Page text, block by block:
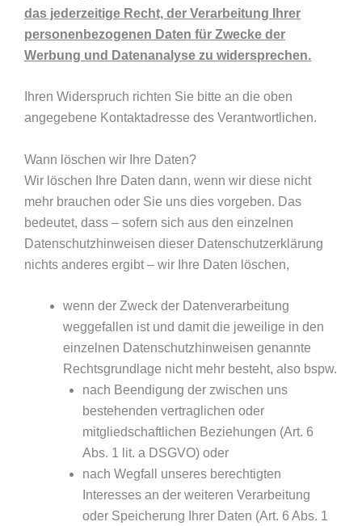
das jederzeitige Recht, der Verarbeitung Ihrer
personenbezogenen Daten für Zwecke der
Werbung und Datenanalyse zu widersprechen.
Ihren Widerspruch richten Sie bitte an die oben
angegebene Kontaktadresse des Verantwortlichen.
Wann löschen wir Ihre Daten?
Wir löschen Ihre Daten dann, wenn wir diese nicht
mehr brauchen oder Sie uns dies vorgeben. Das
bedeutet, dass – sofern sich aus den einzelnen
Datenschutzhinweisen dieser Datenschutzerklärung
nichts anderes ergibt – wir Ihre Daten löschen,
wenn der Zweck der Datenverarbeitung
weggefallen ist und damit die jeweilige in den
einzelnen Datenschutzhinweisen genannte
Rechtsgrundlage nicht mehr besteht, also bspw.
nach Beendigung der zwischen uns
bestehenden vertraglichen oder
mitgliedschaftlichen Beziehungen (Art. 6
Abs. 1 lit. a DSGVO) oder
nach Wegfall unseres berechtigten
Interesses an der weiteren Verarbeitung
oder Speicherung Ihrer Daten (Art. 6 Abs. 1